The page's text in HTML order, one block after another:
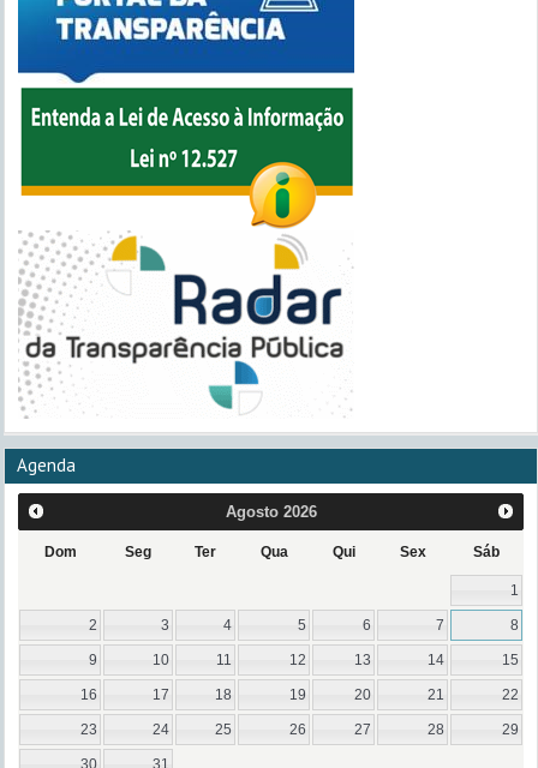
Agenda
Agosto 2026
Dom Seg Ter Qua Qui Sex Sáb
1
2 3 4 5 6 7 8
9 10 11 12 13 14 15
16 17 18 19 20 21 22
23 24 25 26 27 28 29
30 31